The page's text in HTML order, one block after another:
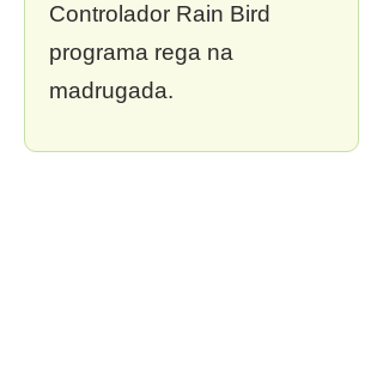
Controlador Rain Bird
programa rega na
madrugada.